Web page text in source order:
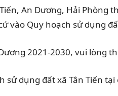
vào Quy hoạch sử dụng
2021-2030, vui lòng
dụng đất xã Tân Tiến tại